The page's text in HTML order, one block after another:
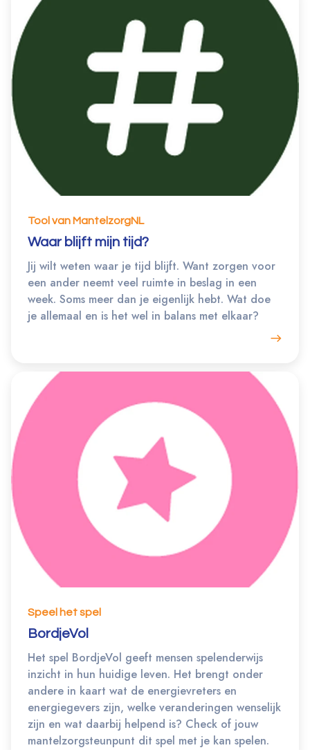
Tool van MantelzorgNL
Waar blijft mijn tijd?
Jij wilt weten waar je tijd blijft. Want zorgen voor
een ander neemt veel ruimte in beslag in een
week. Soms meer dan je eigenlijk hebt. Wat doe
je allemaal en is het wel in balans met elkaar?
Speel het spel
BordjeVol
Het spel BordjeVol geeft mensen spelenderwijs
inzicht in hun huidige leven. Het brengt onder
andere in kaart wat de energievreters en
energiegevers zijn, welke veranderingen wenselijk
zijn en wat daarbij helpend is? Check of jouw
mantelzorgsteunpunt dit spel met je kan spelen.